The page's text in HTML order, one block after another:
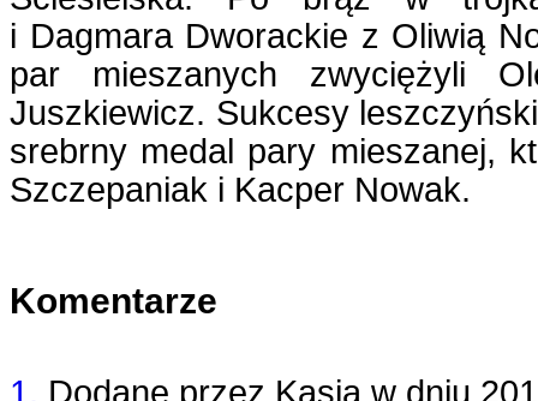
i Dagmara Dworackie z Oliwią
par mieszanych zwyciężyli
Juszkiewicz. Sukcesy
srebrny medal pary mieszanej,
Szczepaniak i Kacper Nowak.
Komentarze
1. Dodane przez Kasiaw dniu